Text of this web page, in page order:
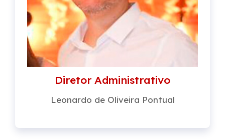
Diretor Administrativo
Leonardo de Oliveira Pontual